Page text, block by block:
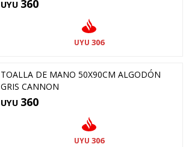
UYU 360
UYU 306
TOALLA DE MANO 50X90CM ALGODÓN
GRIS CANNON
UYU 360
UYU 306